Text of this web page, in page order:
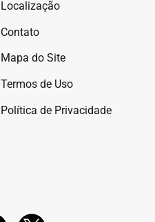
Localização
Contato
Mapa do Site
Termos de Uso
Política de Privacidade